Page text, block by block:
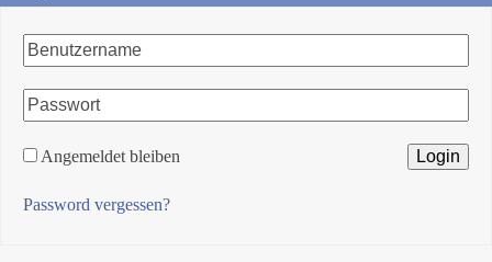
Angemeldet bleiben
Password vergessen?